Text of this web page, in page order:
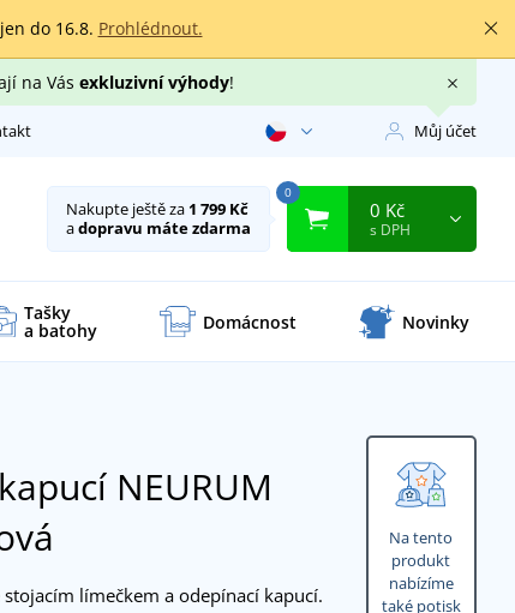
do 16.8. Prohlédnout.
na Vás exkluzivní výhody!
Můj účet
Nakupte ještě za 1 799 Kč
adopravu máte zdarma
0
0 Kč
s DPH
Tašky
a batohy Domácnost Novinky
Na tento
produkt
nabízíme
také potisk
NEURUM
límečkem a odepínací kapucí.